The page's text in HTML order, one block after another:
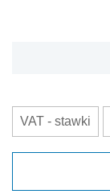
VAT - stawki